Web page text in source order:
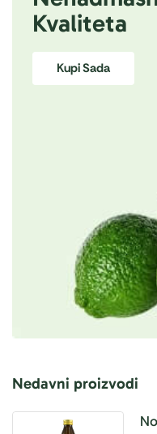
Kvaliteta
Kupi Sada
Nedavni proizvodi